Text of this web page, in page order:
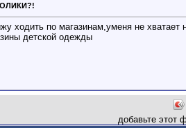
ходить по магазинам,уменя не
детской одежды
добавьте этот